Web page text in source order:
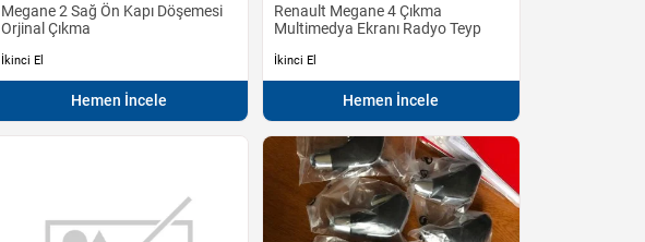
Megane 2 Sağ Ön Kapı Döşemesi
Orjinal Çıkma
İkinci El
Hemen İncele
Renault Megane 4 Çıkma
Multimedya Ekranı Radyo Teyp
İkinci El
Hemen İncele